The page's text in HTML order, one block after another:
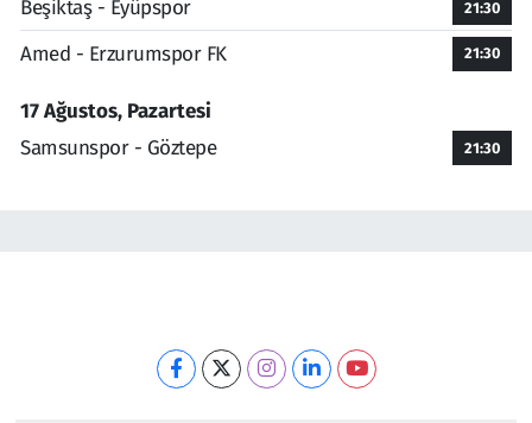
Beşiktaş - Eyüpspor 21:30
Amed - Erzurumspor FK 21:30
17 Ağustos, Pazartesi
Samsunspor - Göztepe
21:30